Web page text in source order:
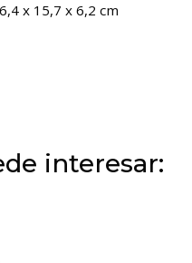
x 15,7 x 6,2 cm
interesar: